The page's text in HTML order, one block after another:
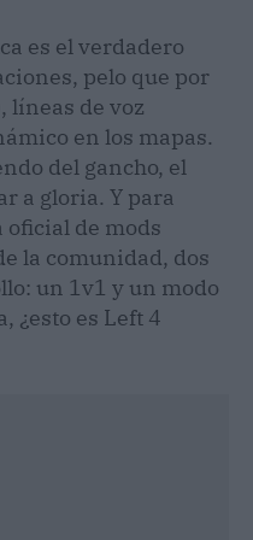
es el verdadero
pelo que por
líneas de voz
en los mapas.
del gancho, el
a gloria. Y para
de mods
la comunidad, dos
un 1v1 y un modo
¿esto es Left 4